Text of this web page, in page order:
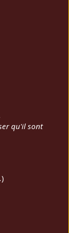
qu'il sont
)